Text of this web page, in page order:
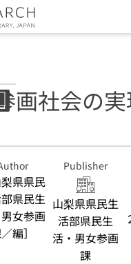
画社会の
梨県県民
県民生
女参画
編］
Publisher
山梨県県民生
活部県民生
活・男女参画
課